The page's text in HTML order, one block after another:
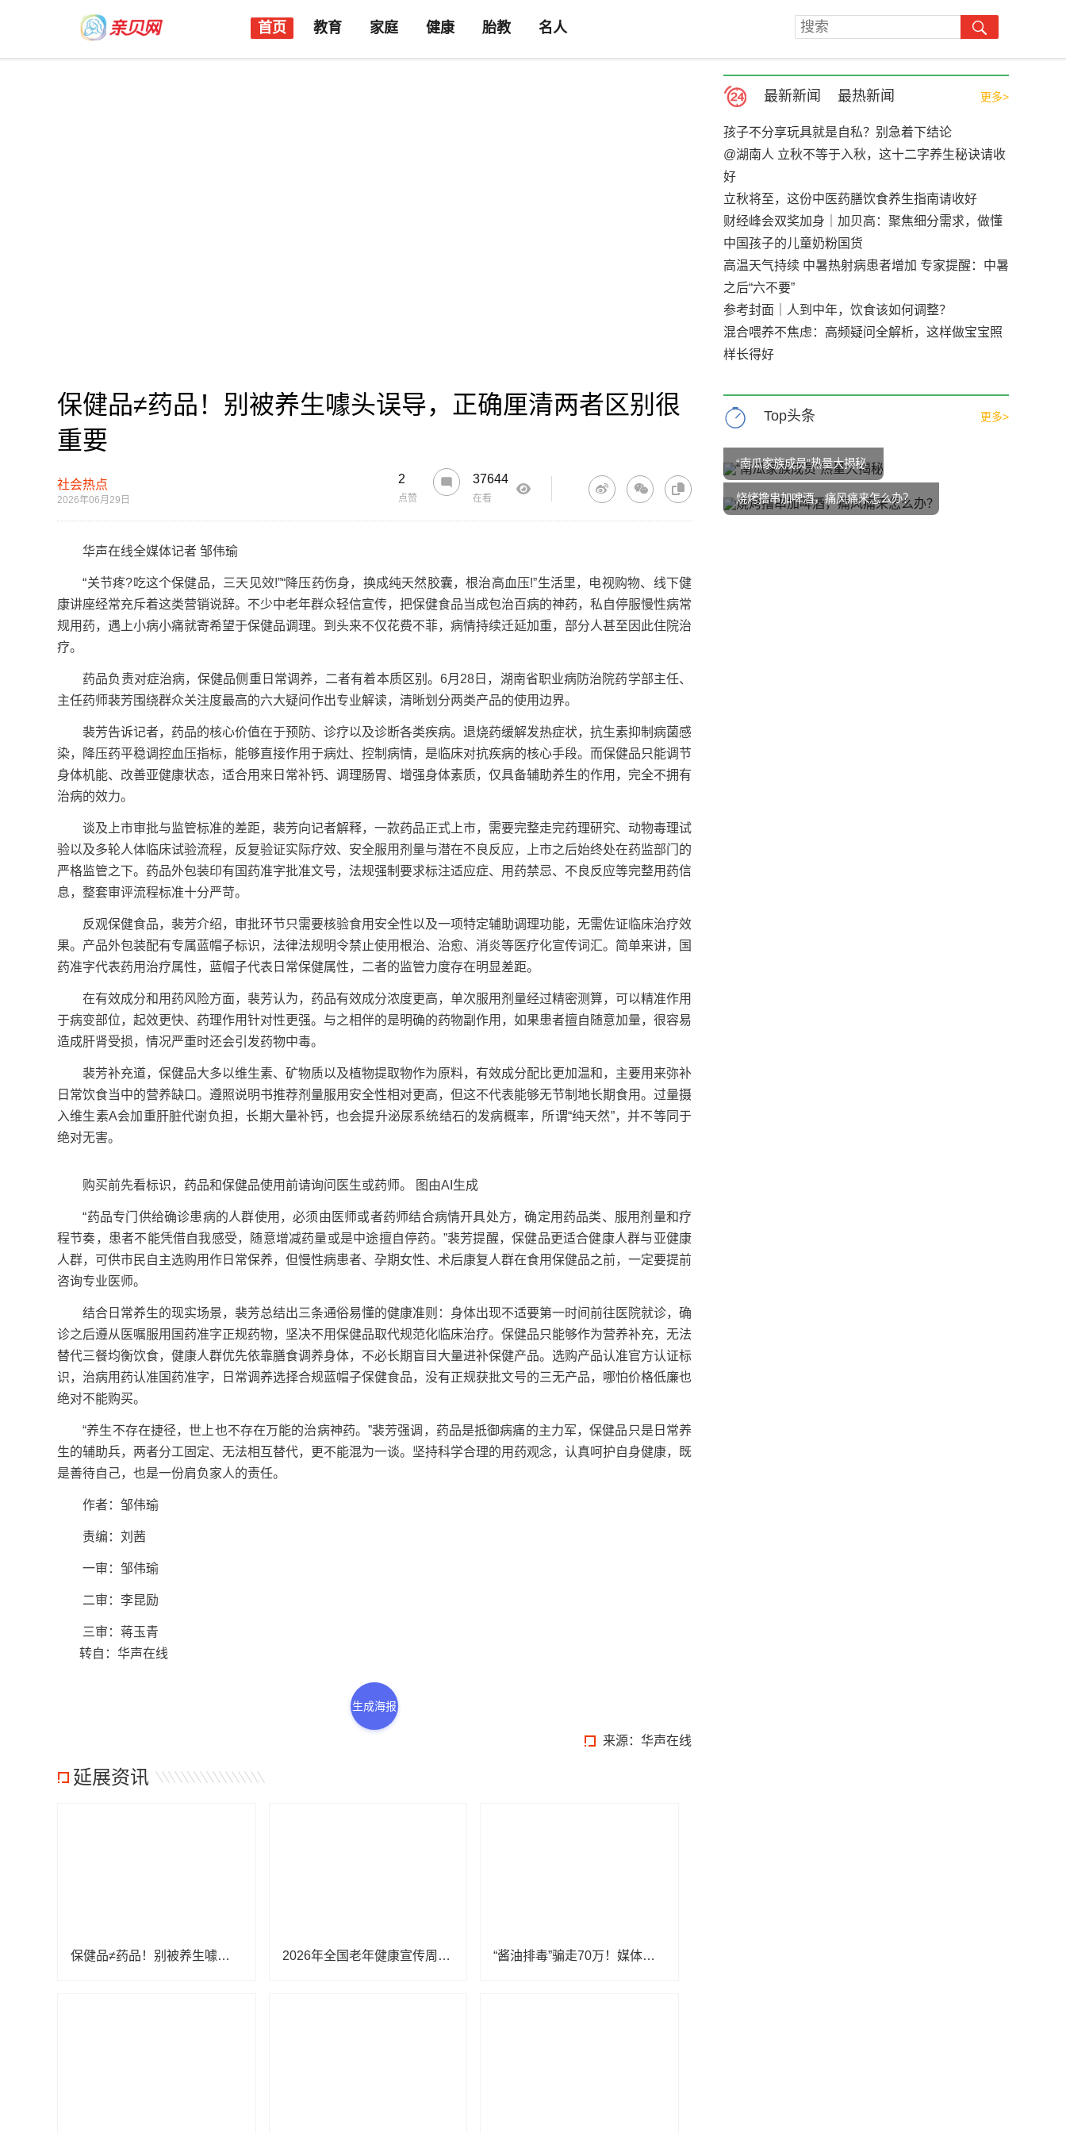
首页 教育 家庭 健康 胎教 名人
保健品≠药品！别被养生噱头误导，正确厘清两者区别很
重要
社会热点
2026年06月29日
2
点赞
37644
在看
华声在线全媒体记者 邹伟瑜
“关节疼?吃这个保健品，三天见效!”“降压药伤身，换成纯天然胶囊，根治高血压!”生活里，电视购物、线下健
康讲座经常充斥着这类营销说辞。不少中老年群众轻信宣传，把保健食品当成包治百病的神药，私自停服慢性病常
规用药，遇上小病小痛就寄希望于保健品调理。到头来不仅花费不菲，病情持续迁延加重，部分人甚至因此住院治
疗。
药品负责对症治病，保健品侧重日常调养，二者有着本质区别。6月28日，湖南省职业病防治院药学部主任、
主任药师裴芳围绕群众关注度最高的六大疑问作出专业解读，清晰划分两类产品的使用边界。
裴芳告诉记者，药品的核心价值在于预防、诊疗以及诊断各类疾病。退烧药缓解发热症状，抗生素抑制病菌感
染，降压药平稳调控血压指标，能够直接作用于病灶、控制病情，是临床对抗疾病的核心手段。而保健品只能调节
身体机能、改善亚健康状态，适合用来日常补钙、调理肠胃、增强身体素质，仅具备辅助养生的作用，完全不拥有
治病的效力。
谈及上市审批与监管标准的差距，裴芳向记者解释，一款药品正式上市，需要完整走完药理研究、动物毒理试
验以及多轮人体临床试验流程，反复验证实际疗效、安全服用剂量与潜在不良反应，上市之后始终处在药监部门的
严格监管之下。药品外包装印有国药准字批准文号，法规强制要求标注适应症、用药禁忌、不良反应等完整用药信
息，整套审评流程标准十分严苛。
反观保健食品，裴芳介绍，审批环节只需要核验食用安全性以及一项特定辅助调理功能，无需佐证临床治疗效
果。产品外包装配有专属蓝帽子标识，法律法规明令禁止使用根治、治愈、消炎等医疗化宣传词汇。简单来讲，国
药准字代表药用治疗属性，蓝帽子代表日常保健属性，二者的监管力度存在明显差距。
在有效成分和用药风险方面，裴芳认为，药品有效成分浓度更高，单次服用剂量经过精密测算，可以精准作用
于病变部位，起效更快、药理作用针对性更强。与之相伴的是明确的药物副作用，如果患者擅自随意加量，很容易
造成肝肾受损，情况严重时还会引发药物中毒。
裴芳补充道，保健品大多以维生素、矿物质以及植物提取物作为原料，有效成分配比更加温和，主要用来弥补
日常饮食当中的营养缺口。遵照说明书推荐剂量服用安全性相对更高，但这不代表能够无节制地长期食用。过量摄
入维生素A会加重肝脏代谢负担，长期大量补钙，也会提升泌尿系统结石的发病概率，所谓“纯天然”，并不等同于
绝对无害。
购买前先看标识，药品和保健品使用前请询问医生或药师。 图由AI生成
“药品专门供给确诊患病的人群使用，必须由医师或者药师结合病情开具处方，确定用药品类、服用剂量和疗
程节奏，患者不能凭借自我感受，随意增减药量或是中途擅自停药。”裴芳提醒，保健品更适合健康人群与亚健康
人群，可供市民自主选购用作日常保养，但慢性病患者、孕期女性、术后康复人群在食用保健品之前，一定要提前
咨询专业医师。
结合日常养生的现实场景，裴芳总结出三条通俗易懂的健康准则：身体出现不适要第一时间前往医院就诊，确
诊之后遵从医嘱服用国药准字正规药物，坚决不用保健品取代规范化临床治疗。保健品只能够作为营养补充，无法
替代三餐均衡饮食，健康人群优先依靠膳食调养身体，不必长期盲目大量进补保健产品。选购产品认准官方认证标
识，治病用药认准国药准字，日常调养选择合规蓝帽子保健食品，没有正规获批文号的三无产品，哪怕价格低廉也
绝对不能购买。
“养生不存在捷径，世上也不存在万能的治病神药。”裴芳强调，药品是抵御病痛的主力军，保健品只是日常养
生的辅助兵，两者分工固定、无法相互替代，更不能混为一谈。坚持科学合理的用药观念，认真呵护自身健康，既
是善待自己，也是一份肩负家人的责任。
作者：邹伟瑜
责编：刘茜
一审：邹伟瑜
二审：李昆励
三审：蒋玉青
转自：华声在线
生成海报
来源：华声在线
延展资讯
保健品≠药品！别被养生噱头误导，正确厘清两者区别很重要 2026年全国老年健康宣传周｜转给爸妈！保健品≠药品，千万别搞混 “酱油排毒”骗走70万！媒体：“养生馆”的黑心就是最大毒素
最新新闻 最热新闻 更多>
孩子不分享玩具就是自私？别急着下结论
@湖南人 立秋不等于入秋，这十二字养生秘诀请收
好
立秋将至，这份中医药膳饮食养生指南请收好
财经峰会双奖加身｜加贝高：聚焦细分需求，做懂
中国孩子的儿童奶粉国货
高温天气持续 中暑热射病患者增加 专家提醒：中暑
之后“六不要”
参考封面｜人到中年，饮食该如何调整？
混合喂养不焦虑：高频疑问全解析，这样做宝宝照
样长得好
Top头条 更多>
“南瓜家族成员”热量大揭秘
烧烤撸串加啤酒，痛风痛来怎么办？